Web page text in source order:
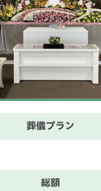
葬儀プラン
総額